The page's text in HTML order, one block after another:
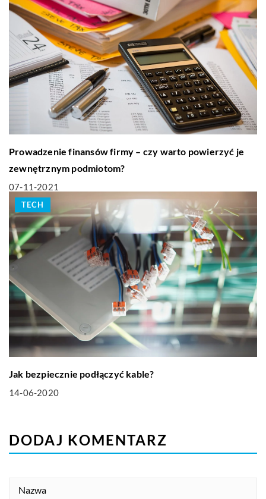
Prowadzenie finansów firmy – czy warto powierzyć je
zewnętrznym podmiotom?
07-11-2021
TECH
Jak bezpiecznie podłączyć kable?
14-06-2020
DODAJ KOMENTARZ